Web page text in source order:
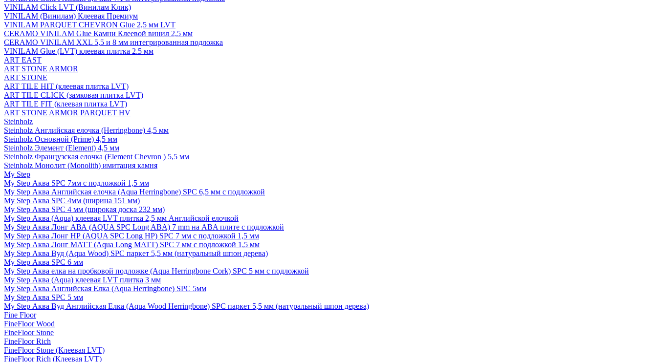
VINILAM Click LVT (Винилам Клик)
VINILAM (Винилам) Клеевая Премиум
VINILAM PARQUET CHEVRON Glue 2,5 мм LVT
CERAMO VINILAM Glue Камни Клеевой винил 2,5 мм
CERAMO VINILAM XXL 5,5 и 8 мм интегрированная подложка
VINILAM Glue (LVT) клеевая плитка 2.5 мм
ART EAST
ART STONE ARMOR
ART STONE
ART TILE HIT (клеевая плитка LVT)
ART TILE CLICK (замковая плитка LVT)
ART TILE FIT (клеевая плитка LVT)
ART STONE ARMOR PARQUET HV
Steinholz
Steinholz Английская елочка (Herringbone) 4,5 мм
Steinholz Основной (Prime) 4,5 мм
Steinholz Элемент (Element) 4,5 мм
Steinholz Французская елочка (Element Chevron ) 5,5 мм
Steinholz Монолит (Monolith) имитация камня
My Step
My Step Аква SPC 7мм c подложкой 1,5 мм
My Step Аква Английская елочка (Aqua Herringbone) SPC 6,5 мм с подложкой
My Step Аква SPC 4мм (ширина 151 мм)
My Step Аква SPC 4 мм (широкая доска 232 мм)
My Step Аква (Aqua) клеевая LVT плитка 2,5 мм Английской елочкой
My Step Аква Лонг АВА (AQUA SPC Long ABA) 7 mm на ABA плите с подложкой
My Step Аква Лонг НР (AQUA SPC Long HP) SPC 7 мм с подложкой 1,5 мм
My Step Аква Лонг MATT (Aqua Long MATT) SPC 7 мм с подложкой 1,5 мм
My Step Аква Вуд (Aqua Wood) SPC паркет 5,5 мм (натуральный шпон дерева)
My Step Аква SPC 6 мм
My Step Аква елка на пробковой подложке (Aqua Herringbone Cork) SPC 5 мм с подложкой
My Step Аква (Aqua) клеевая LVT плитка 3 мм
My Step Аква Английская Елка (Aqua Herringbone) SPC 5мм
My Step Аква SPC 5 мм
My Step Аква Вуд Английская Елка (Aqua Wood Herringbone) SPC паркет 5,5 мм (натуральный шпон дерева)
Fine Floor
FineFloor Wood
FineFloor Stone
FineFloor Rich
FineFloor Stone (Клеевая LVT)
FineFloor Rich (Клеевая LVT)